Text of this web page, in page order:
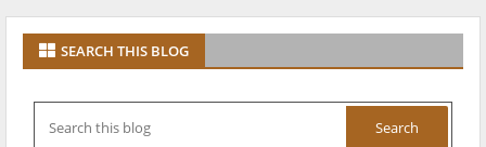
SEARCH THIS BLOG